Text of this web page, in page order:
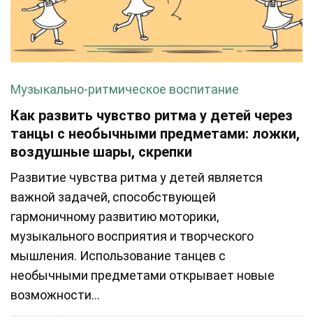
Музыкально-ритмическое воспитание
Как развить чувство ритма у детей через
танцы с необычными предметами: ложки,
воздушные шары, скрепки
Развитие чувства ритма у детей является
важной задачей, способствующей
гармоничному развитию моторики,
музыкального восприятия и творческого
мышления. Использование танцев с
необычными предметами открывает новые
возможности...